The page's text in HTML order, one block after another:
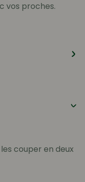
vos proches.
couper en deux